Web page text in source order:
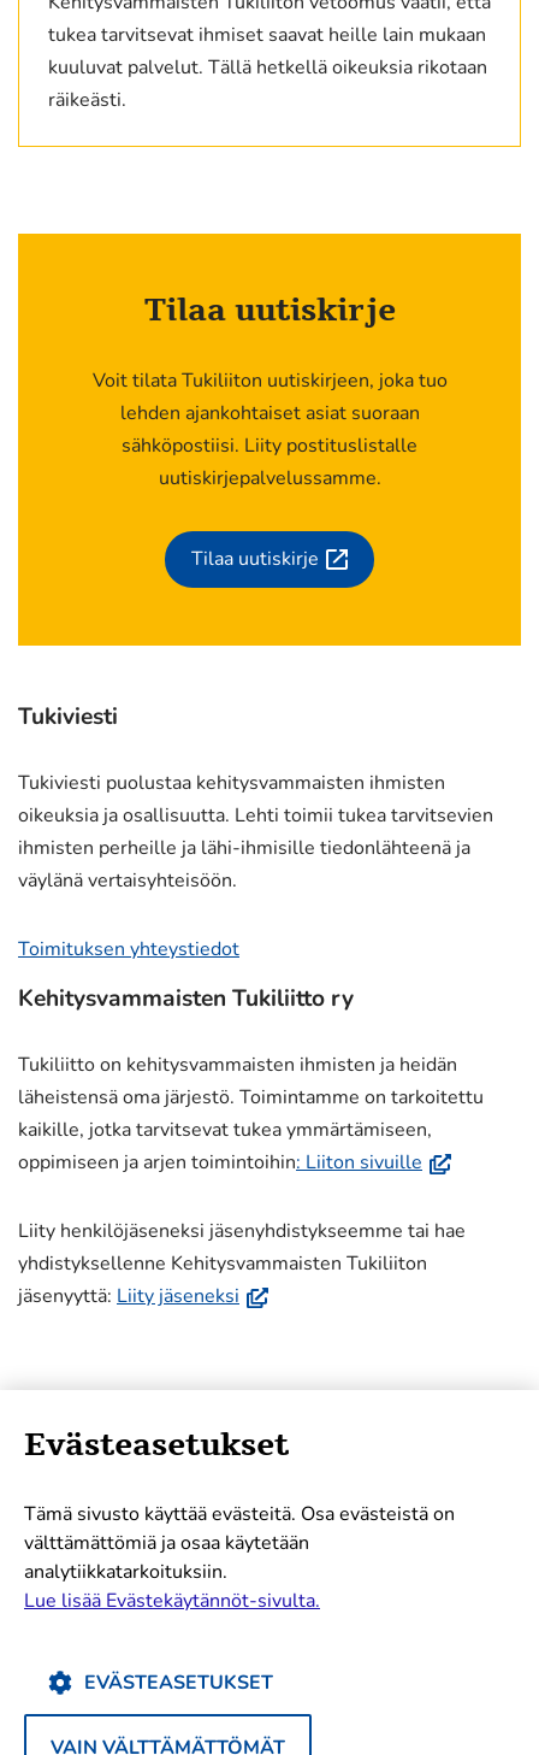
tukea tarvitsevat ihmiset saavat heille lain mukaan
kuuluvat palvelut. Tällä hetkellä oikeuksia rikotaan
räikeästi.
Tilaa uutiskirje
Voit tilata Tukiliiton uutiskirjeen, joka tuo
lehden ajankohtaiset asiat suoraan
sähköpostiisi. Liity postituslistalle
uutiskirjepalvelussamme.
Tilaa uutiskirje
(siirryt
Tukiviesti
Tukiviesti puolustaa kehitysvammaisten ihmisten
oikeuksia ja osallisuutta. Lehti toimii tukea tarvitsevien
ihmisten perheille ja lähi-ihmisille tiedonlähteenä ja
väylänä vertaisyhteisöön.
Toimituksen yhteystiedot
Kehitysvammaisten Tukiliitto ry
Tukiliitto on kehitysvammaisten ihmisten ja heidän
läheistensä oma järjestö. Toimintamme on tarkoitettu
kaikille, jotka tarvitsevat tukea ymmärtämiseen,
oppimiseen ja arjen toimintoihin: Liiton sivuille (avautuu
ikkunaan,
siirryt
Liity henkilöjäseneksi jäsenyhdistykseemme tai hae
yhdistyksellenne Kehitysvammaisten Tukiliiton
jäsenyyttä: Liity jäseneksi (avautuu
siirryt
palveluun)
Uutiset
Oikeudet
Tarinat
Teemat
Evästeasetukset
Tämä sivusto käyttää evästeitä. Osa evästeistä on
välttämättömiä ja osaa käytetään
analytiikkatarkoituksiin.
Lue lisää Evästekäytännöt-sivulta.
EVÄSTEASETUKSET
VAIN VÄLTTÄMÄTTÖMÄT